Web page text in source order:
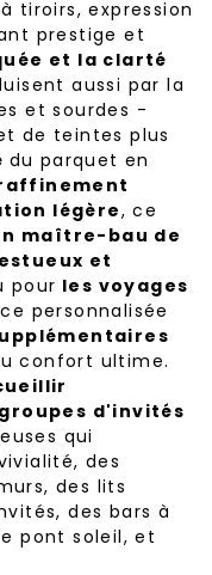
tiroirs, expression
prestige et
et la clarté
aussi par la
et sourdes -
de teintes plus
du parquet en
légère, ce
maître-bau de
et
pour les voyages
personnalisée
confort ultime.
d'invités
qui
des
des lits
des bars à
pont soleil, et